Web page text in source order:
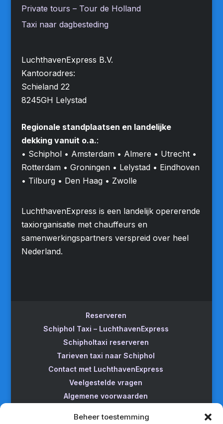
Beheer toestemming
Private tours – Tour de Holland
Taxi naar dagbesteding
LuchthavenExpress B.V.
Kantooradres:
Schieland 22
8245GH Lelystad
Regionale standplaatsen en landelijke
dekking vanuit o.a.:
• Schiphol • Amsterdam • Almere • Utrecht •
Rotterdam • Groningen • Lelystad • Eindhoven
• Tilburg • Den Haag • Zwolle
LuchthavenExpress is een landelijk opererende
taxiorganisatie met chauffeurs en
samenwerkingspartners verspreid over heel
Nederland.
Reserveren
Schiphol Taxi – LuchthavenExpress
Schipholtaxi reserveren
Tarieven taxi naar Schiphol
Contact met LuchthavenExpress
Veelgestelde vragen
Algemene voorwaarden